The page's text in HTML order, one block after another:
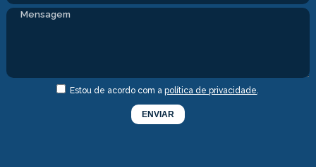
Estou de acordo com apolítica de privacidade.